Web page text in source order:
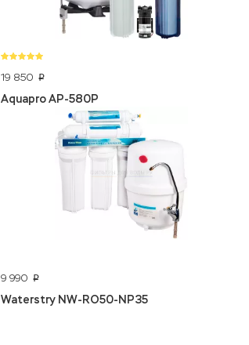
19 850 p
Aquapro AP-580P
9 990 p
Waterstry NW-RO50-NP35